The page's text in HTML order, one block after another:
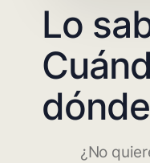
Lo
¿No